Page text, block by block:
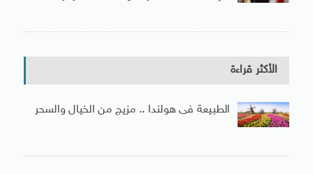
الأكثر قراءة
الطبيعة فى هولندا .. مزيج من الخيال والسحر